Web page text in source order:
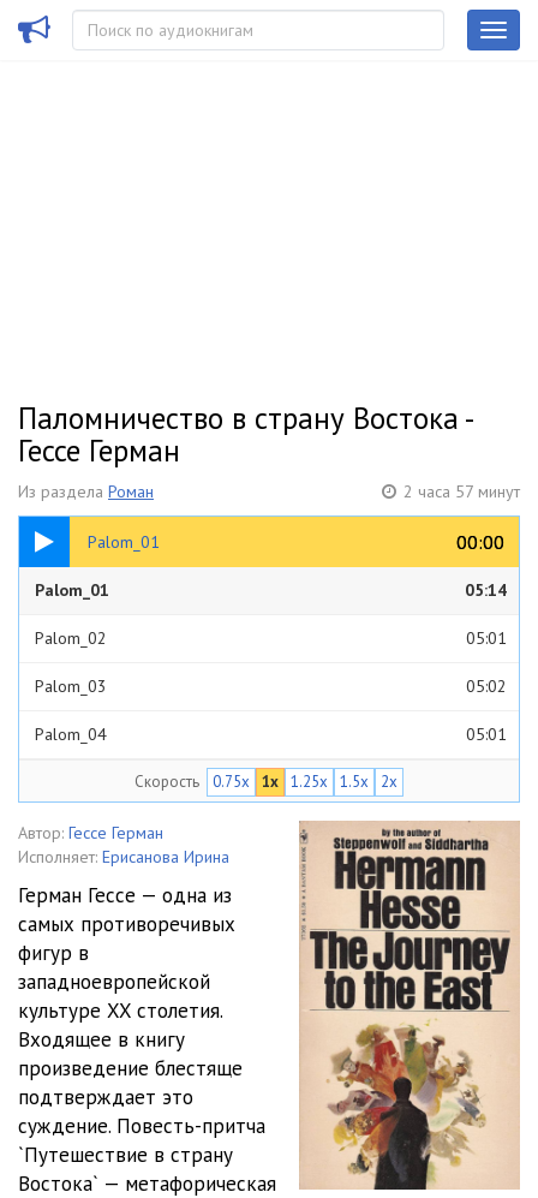
Паломничество в страну Востока -
Гессе Герман
Из раздела Роман 2 часа 57 минут
Palom_01 00:00
00:00
05:14
Palom_01 05:14
Palom_02 05:01
Palom_03 05:02
Palom_04 05:01
Palom_06 05:02
Palom_08 05:05
Palom_09 05:00
Palom_10
Palom_11 05:01
Palom_12 05:02
Palom_13
Скорость 0.75x 1x 1.25x 1.5x 2x
Автор: Гессе Герман
Исполняет: Ерисанова Ирина
Герман Гессе — одна из
самых противоречивых
фигур в
западноевропейской
культуре XX столетия.
Входящее в книгу
произведение блестяще
подтверждает это
суждение. Повесть-притча
`Путешествие в страну
Востока` — метафорическая